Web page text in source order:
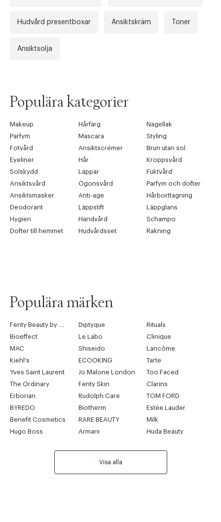
Hudvård presentboxar Ansiktskräm Toner
Ansiktsolja
Populära kategorier
Makeup Hårfärg
Nagellak
Parfym
Mascara
Styling
Fotvård
Ansiktscrémer
Brun utan sol
Eyeliner
Hår
Kroppsvård
Solskydd
Läppar
Fuktvård
Ansiktsvård
Ögonsvård
Parfym och dofter
Ansiktsmasker
Anti-age
Hårborttagning
Deodorant
Läppstift
Läppglans
Hygien
Handvård
Schampo
Dofter till hemmet
Hudvårdsset Rakning
Populära märken
Diptyque
Rituals
Bioeffect
Le Labo
Clinique
MAC
Shiseido
Lancôme
Kiehl's
ECOOKING
Tarte
Yves Saint Laurent
Jo Malone London
Too Faced
The Ordinary
Fenty Skin
Clarins
Erborian
Rudolph Care
TOM FORD
BYREDO
Biotherm
Estée Lauder
Benefit Cosmetics
RARE BEAUTY
Milk
Hugo Boss
Armani Huda Beauty
Visa alla